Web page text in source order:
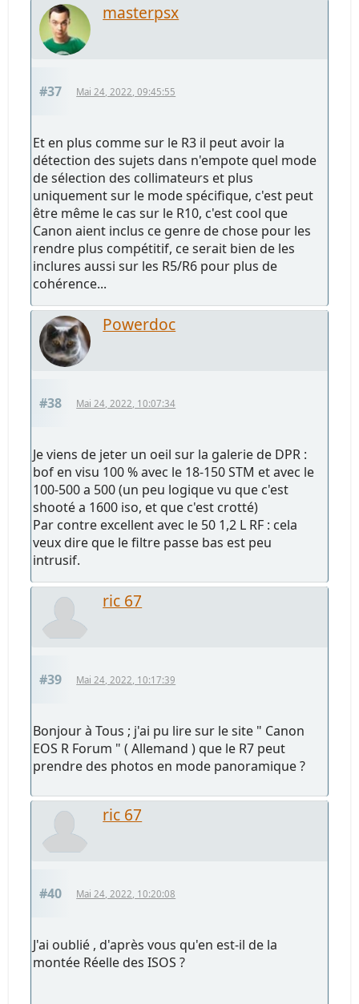
masterpsx
#37 Mai 24, 2022, 09:45:55
Et en plus comme sur le R3 il peut avoir la
détection des sujets dans n'empote quel mode
de sélection des collimateurs et plus
uniquement sur le mode spécifique, c'est peut
être même le cas sur le R10, c'est cool que
Canon aient inclus ce genre de chose pour les
rendre plus compétitif, ce serait bien de les
inclures aussi sur les R5/R6 pour plus de
cohérence...
Powerdoc
#38 Mai 24, 2022, 10:07:34
Je viens de jeter un oeil sur la galerie de DPR :
bof en visu 100 % avec le 18-150 STM et avec le
100-500 a 500 (un peu logique vu que c'est
shooté a 1600 iso, et que c'est crotté)
Par contre excellent avec le 50 1,2 L RF : cela
veux dire que le filtre passe bas est peu
intrusif.
ric 67
#39 Mai 24, 2022, 10:17:39
Bonjour à Tous ; j'ai pu lire sur le site " Canon
EOS R Forum " ( Allemand ) que le R7 peut
prendre des photos en mode panoramique ?
ric 67
#40 Mai 24, 2022, 10:20:08
J'ai oublié , d'après vous qu'en est-il de la
montée Réelle des ISOS ?